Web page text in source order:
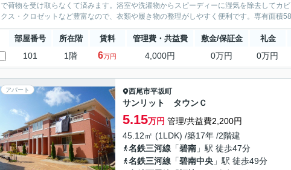
で荷物を受け取らなくて済みます。浴室や洗濯物からスピーディーに湿気を除去してカ
クス・クロゼットなど豊富なので、衣類や履き物の整理がしやすく便利です。専有面積
部屋番号 所在階 賃料 管理費・共益費 敷金/保証金 礼金
101 1階 6万円 4,000円 0万円 0万円
アパート 西尾市平坂町
サンリット タウンＣ
5.15万円 管理/共益費2,200円
45.12㎡ (1LDK) /築17年 /2階建
名鉄三河線 「碧南 」駅 徒歩47分
名鉄三河線 「碧南中央 」駅 徒歩49分